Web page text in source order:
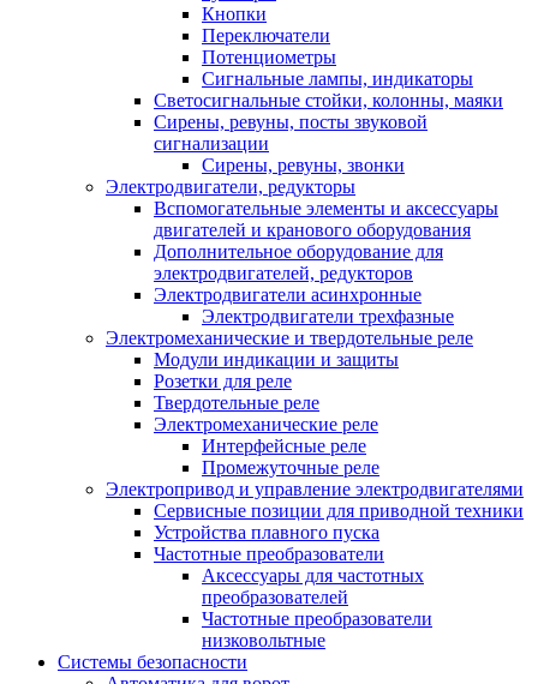
Кнопки
Переключатели
Потенциометры
Сигнальные лампы, индикаторы
Светосигнальные стойки, колонны, маяки
Сирены, ревуны, посты звуковой
сигнализации
Сирены, ревуны, звонки
Электродвигатели, редукторы
Вспомогательные элементы и аксессуары
двигателей и кранового оборудования
Дополнительное оборудование для
электродвигателей, редукторов
Электродвигатели асинхронные
Электродвигатели трехфазные
Электромеханические и твердотельные реле
Модули индикации и защиты
Розетки для реле
Твердотельные реле
Электромеханические реле
Интерфейсные реле
Промежуточные реле
Электропривод и управление электродвигателями
Сервисные позиции для приводной техники
Устройства плавного пуска
Частотные преобразователи
Аксессуары для частотных
преобразователей
Частотные преобразователи
низковольтные
Системы безопасности